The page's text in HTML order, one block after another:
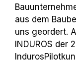
aus dem
uns geordert.
INDUROS der